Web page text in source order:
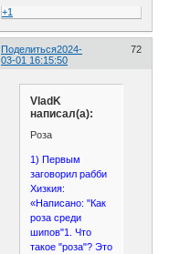
+1
Поделиться 72
2024-
03-01 16:15:50
VladK
написал(а):
Роза
1) Первым
заговорил рабби
Хизкия:
«Написано: "Как
роза среди
шипов"1. Что
такое "роза"? Это